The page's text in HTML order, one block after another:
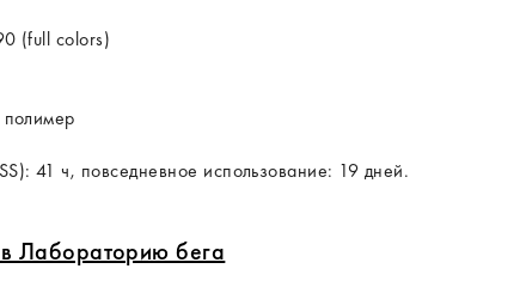
(full colors)
41 ч, повседневное использование: 19 дней.
Лабораторию бега